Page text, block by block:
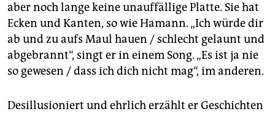
aber noch lange keine unauffällige Platte. Sie hat
Ecken und Kanten, so wie Hamann. „Ich würde dir
ab und zu aufs Maul hauen / schlecht gelaunt und
abgebrannt“, singt er in einem Song. „Es ist ja nie
so gewesen / dass ich dich nicht mag“, im anderen.
Desillusioniert und ehrlich erzählt er Geschichten